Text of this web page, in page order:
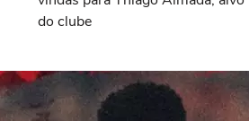
do clube